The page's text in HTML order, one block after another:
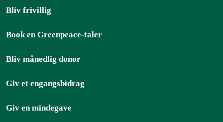
Bliv frivillig
Book en Greenpeace-taler
Bliv månedlig donor
Giv et engangsbidrag
Giv en mindegave